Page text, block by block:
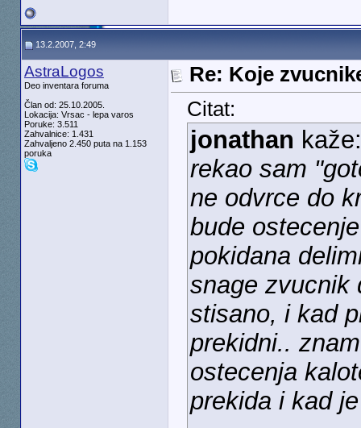
13.2.2007, 2:49
AstraLogos
Deo inventara foruma
Član od: 25.10.2005.
Lokacija: Vrsac - lepa varos
Poruke: 3.511
Zahvalnice: 1.431
Zahvaljeno 2.450 puta na 1.153
poruka
Re: Koje
Citat:
jonathan kaže:
rekao sam
ne odvrce do
bude
pokidana
snage zvucnik
stisano, i kad
prekidni..
ostecenja
prekida i kad